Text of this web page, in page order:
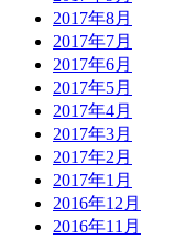
2017年8月
2017年7月
2017年6月
2017年5月
2017年4月
2017年3月
2017年2月
2017年1月
2016年12月
2016年11月